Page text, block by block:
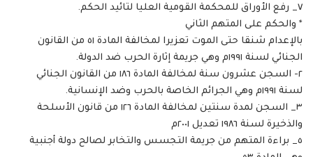
٧_ رفع الأوراق للمحكمة القومية العليا لتائيد الحكم.
* والحكم على المتهم الثاني
بالإعدام شنقا حتى الموت تعزيرا لمخالفة المادة ٥١ من القانون
الجنائي لسنة ١٩٩١م وهي جريمة إثارة الحرب ضد الدولة.
٢- السجن عشرون سنة لمخالفة المادة ١٨٦ من القانون الجنائي
لسنة ١٩٩١م وهي الجرائم الخاصة بالحرب وضد الإنسانية.
٣_ السجن لمدة سنتين لمخالفة المادة ١٢٦ من قانون الأسلحة
والذخيرة لسنة ١٩٨٦ تعديل ٢٠٠١م
٥_ براءة المتهم من جريمة التجسس والتخابر لصالح دولة أجنبية